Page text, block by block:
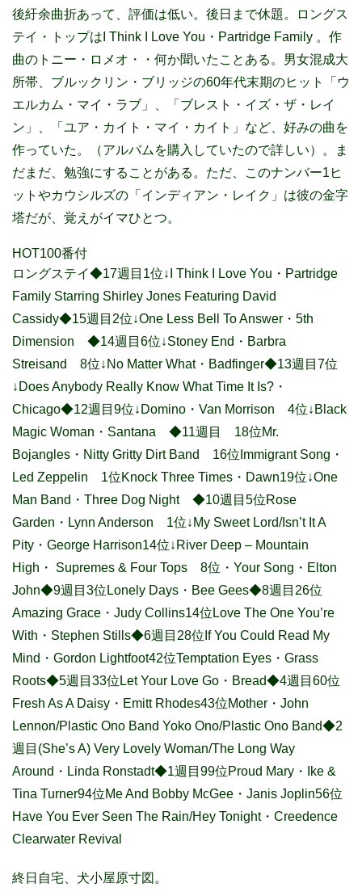
後紆余曲折あって、評価は低い。後日まで休題。ロングス
テイ・トップはI Think I Love You・Partridge Family 。作
曲のトニー・ロメオ・・何か聞いたことある。男女混成大
所帯、ブルックリン・ブリッジの60年代末期のヒット「ウ
エルカム・マイ・ラブ」、「ブレスト・イズ・ザ・レイ
ン」、「ユア・カイト・マイ・カイト」など、好みの曲を
作っていた。（アルバムを購入していたので詳しい）。ま
だまだ、勉強にすることがある。ただ、このナンバー1ヒ
ットやカウシルズの「インディアン・レイク」は彼の金字
塔だが、覚えがイマひとつ。
HOT100番付
ロングステイ◆17週目1位↓I Think I Love You・Partridge
Family Starring Shirley Jones Featuring David
Cassidy◆15週目2位↓One Less Bell To Answer・5th
Dimension ◆14週目6位↓Stoney End・Barbra
Streisand 8位↓No Matter What・Badfinger◆13週目7位
↓Does Anybody Really Know What Time It Is?・
Chicago◆12週目9位↓Domino・Van Morrison 4位↓Black
Magic Woman・Santana ◆11週目 18位Mr.
Bojangles・Nitty Gritty Dirt Band 16位Immigrant Song・
Led Zeppelin 1位Knock Three Times・Dawn19位↓One
Man Band・Three Dog Night ◆10週目5位Rose
Garden・Lynn Anderson 1位↓My Sweet Lord/Isn’t It A
Pity・George Harrison14位↓River Deep – Mountain
High・ Supremes & Four Tops 8位・Your Song・Elton
John◆9週目3位Lonely Days・Bee Gees◆8週目26位
Amazing Grace・Judy Collins14位Love The One You’re
With・Stephen Stills◆6週目28位If You Could Read My
Mind・Gordon Lightfoot42位Temptation Eyes・Grass
Roots◆5週目33位Let Your Love Go・Bread◆4週目60位
Fresh As A Daisy・Emitt Rhodes43位Mother・John
Lennon/Plastic Ono Band Yoko Ono/Plastic Ono Band◆2
週目(She’s A) Very Lovely Woman/The Long Way
Around・Linda Ronstadt◆1週目99位Proud Mary・Ike &
Tina Turner94位Me And Bobby McGee・Janis Joplin56位
Have You Ever Seen The Rain/Hey Tonight・Creedence
Clearwater Revival
終日自宅、犬小屋原寸図。